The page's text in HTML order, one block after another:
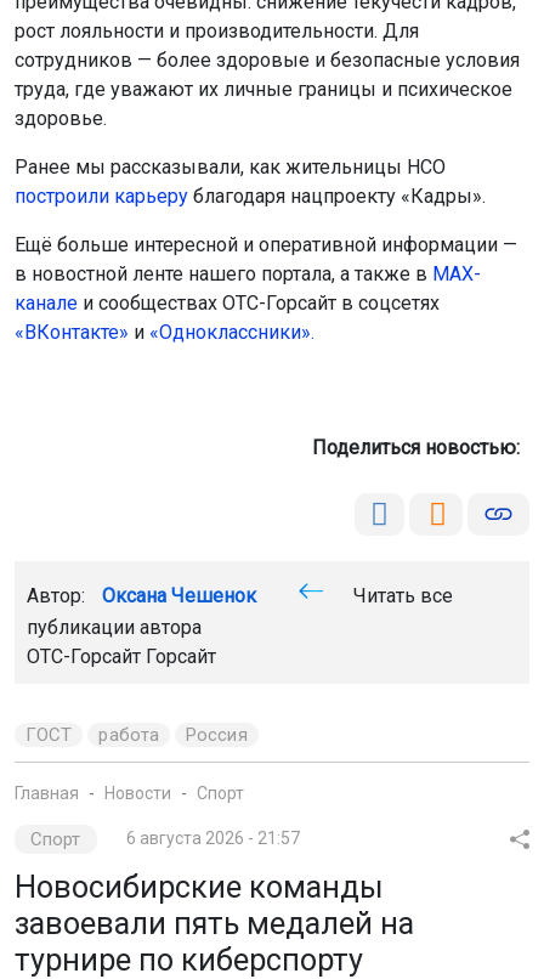
рост лояльности и производительности. Для
сотрудников — более здоровые и безопасные условия
труда, где уважают их личные границы и психическое
здоровье.
Ранее мы рассказывали, как жительницы НСО
построили карьеру благодаря нацпроекту «Кадры».
Ещё больше интересной и оперативной информации —
в новостной ленте нашего портала, а также в МАХ-
канале и сообществах ОТС-Горсайт в соцсетях
«ВКонтакте» и «Одноклассники».
Поделиться новостью:
Автор: Оксана Чешенок
Читать все
публикации автора
ОТС-Горсайт Горсайт
ГОСТ работа Россия
Главная Новости Спорт
Спорт 6 августа 2026 - 21:57
Новосибирские команды
завоевали пять медалей на
турнире по киберспорту